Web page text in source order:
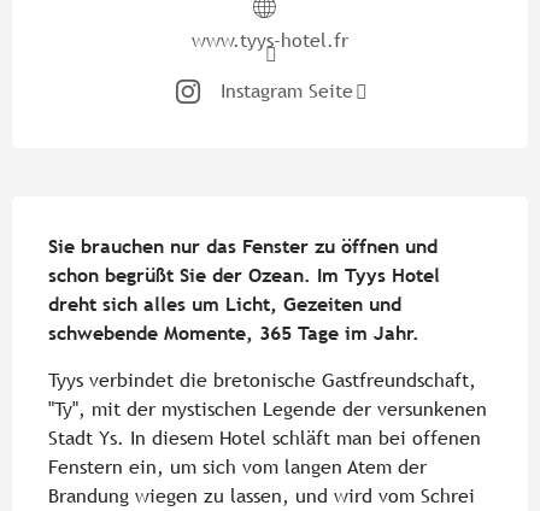
www.tyys-hotel.fr
Instagram Seite
Sie brauchen nur das Fenster zu öffnen und
schon begrüßt Sie der Ozean. Im Tyys Hotel
dreht sich alles um Licht, Gezeiten und
schwebende Momente, 365 Tage im Jahr.
Tyys verbindet die bretonische Gastfreundschaft,
"Ty", mit der mystischen Legende der versunkenen
Stadt Ys. In diesem Hotel schläft man bei offenen
Fenstern ein, um sich vom langen Atem der
Brandung wiegen zu lassen, und wird vom Schrei